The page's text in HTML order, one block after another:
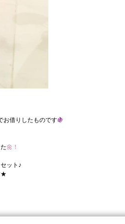
お借りしたものです🍇
🌼！
ット♪
★